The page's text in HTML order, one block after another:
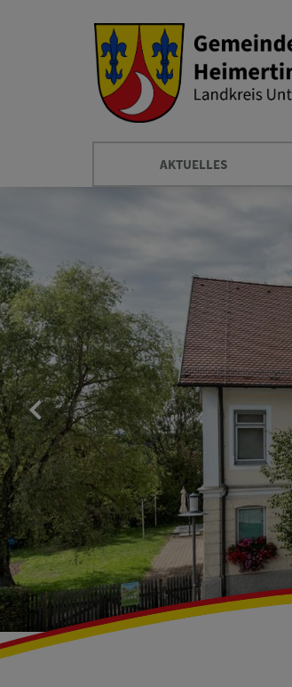
AKTUELLES